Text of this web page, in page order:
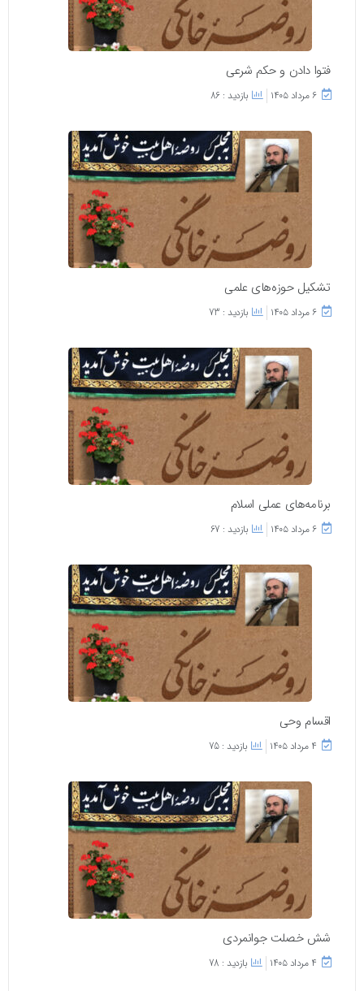
فتوا دادن و حکم شرعی
۶ مرداد ۱۴۰۵ بازدید : 86
تشکیل حوزه‌های علمی
۶ مرداد ۱۴۰۵ بازدید : 73
برنامه‌های عملی اسلام
۶ مرداد ۱۴۰۵ بازدید : 67
اقسام وحی
۴ مرداد ۱۴۰۵ بازدید : 75
شش خصلت جوانمردی
۴ مرداد ۱۴۰۵ بازدید : 78